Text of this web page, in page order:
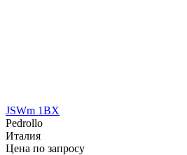
JSWm 1BX
Pedrollo
Италия
Цена по запросу